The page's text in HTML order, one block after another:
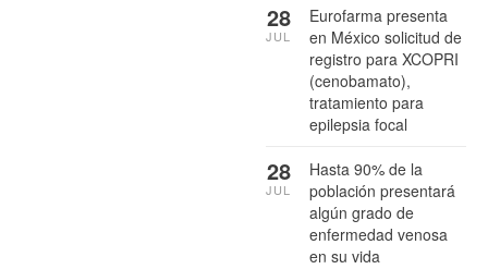
Eurofarma presenta
en México solicitud de
registro para XCOPRI
(cenobamato),
tratamiento para
epilepsia focal
28
JUL
Hasta 90% de la
población presentará
algún grado de
enfermedad venosa
en su vida
28
JUL